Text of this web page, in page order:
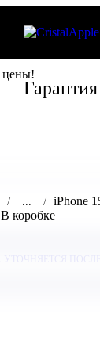
...
iPhone
В коробке